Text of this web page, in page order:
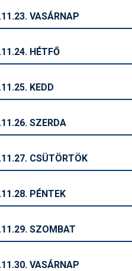
VASÁRNAP
HÉTFŐ
KEDD
SZERDA
CSÜTÖRTÖK
PÉNTEK
SZOMBAT
VASÁRNAP